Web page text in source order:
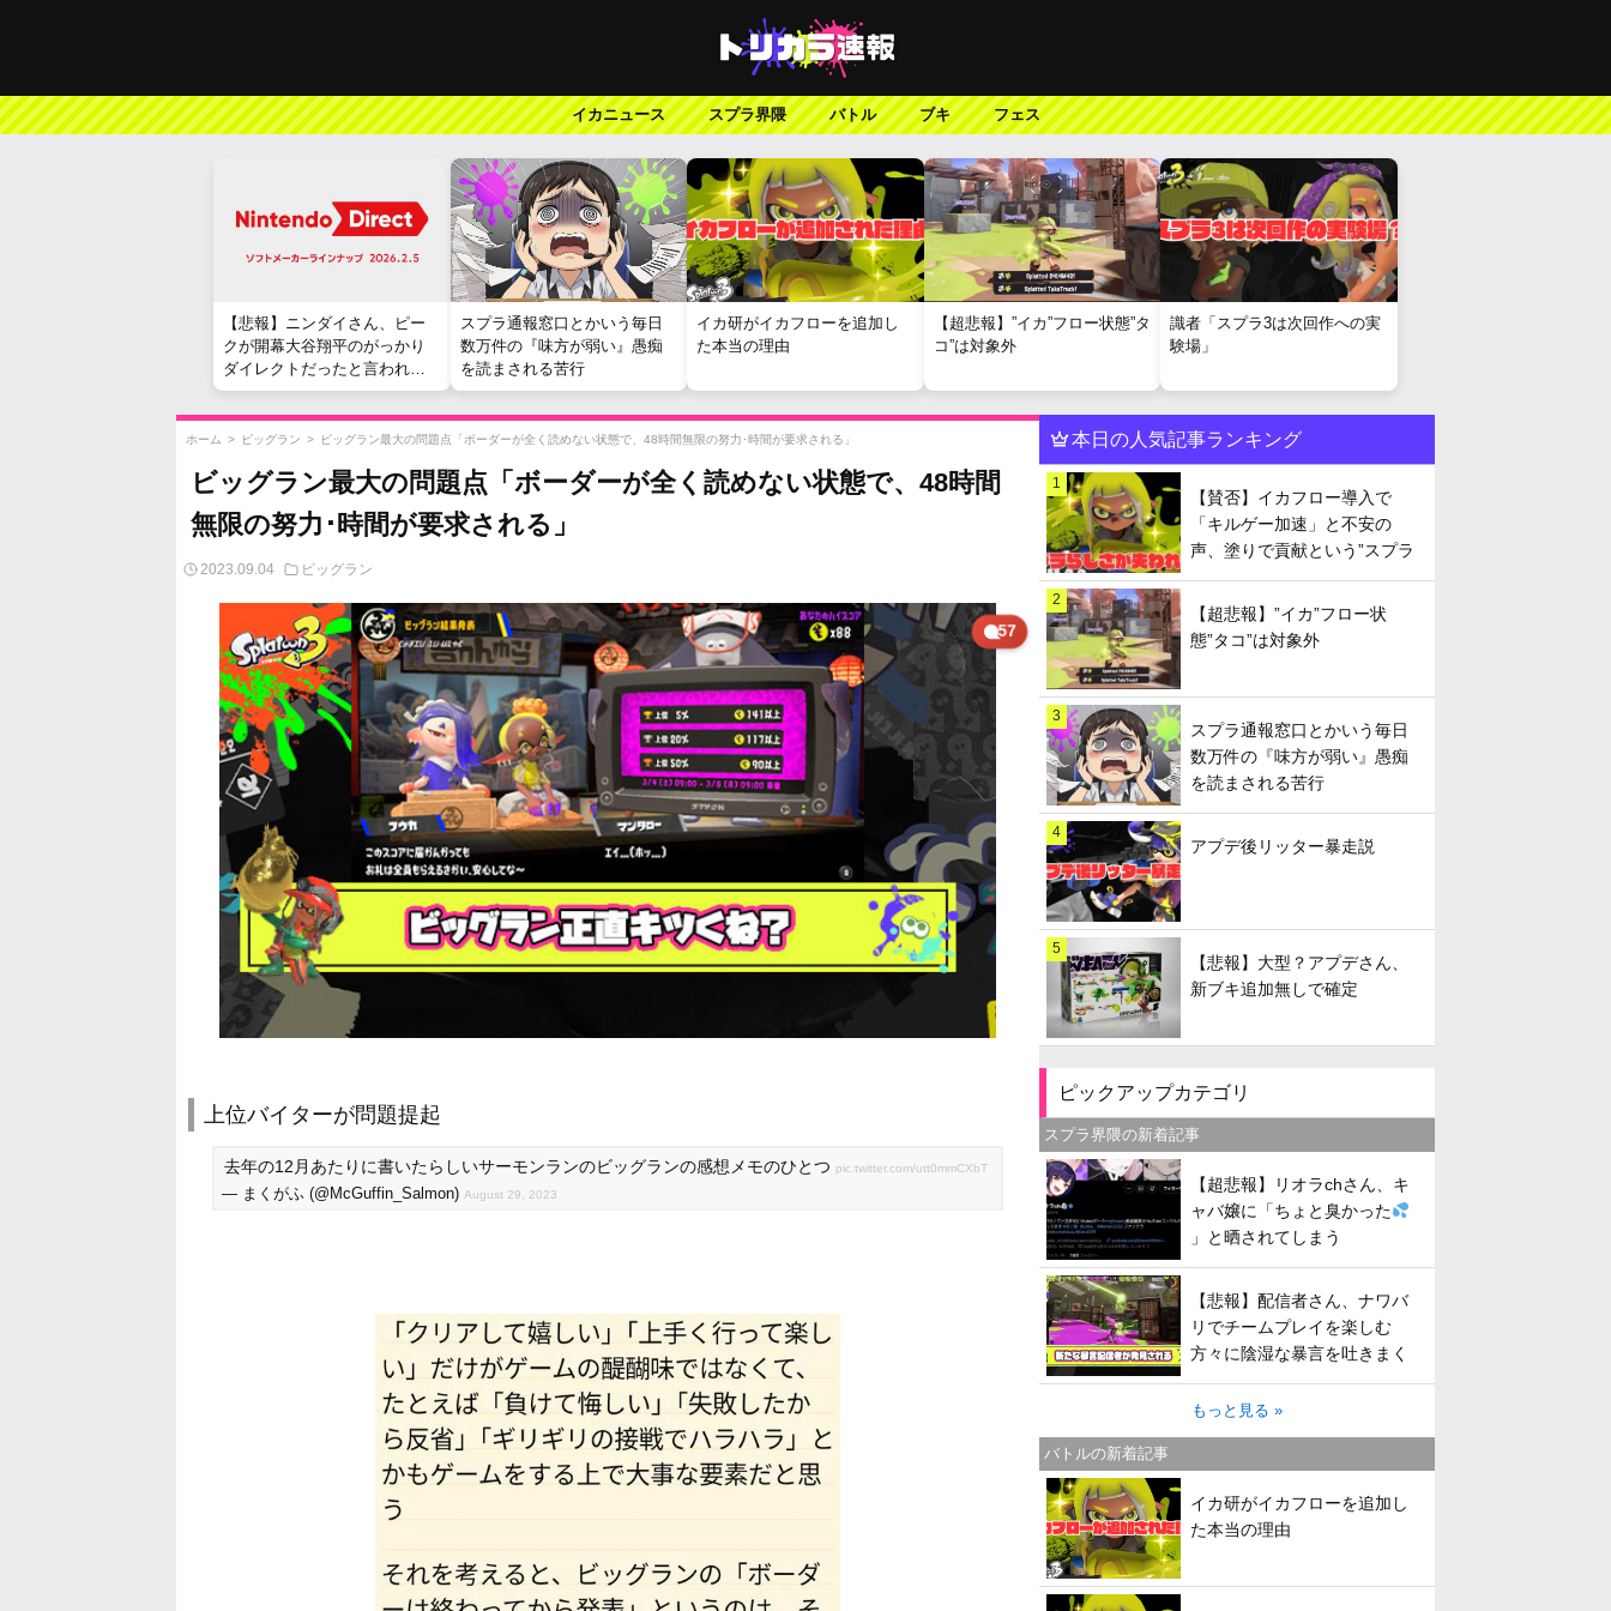
イカニュース スプラ界隈 バトル ブキ フェス
【悲報】ニンダイさん、ピー
クが開幕大谷翔平のがっかり
ダイレクトだったと言われて
しまう
スプラ通報窓口とかいう毎日
数万件の『味方が弱い』愚痴
を読まされる苦行
イカ研がイカフローを追加し
た本当の理由
【超悲報】”イカ”フロー状態”タ
コ”は対象外
識者「スプラ3は次回作への実
験場」
ホーム > ビッグラン > ビッグラン最大の問題点「ボーダーが全く読めない状態で、48時間無限の努力･時間が要求される」
ビッグラン最大の問題点「ボーダーが全く読めない状態で、48時間
無限の努力･時間が要求される」
2023.09.04 ビッグラン
57
上位バイターが問題提起
去年の12月あたりに書いたらしいサーモンランのビッグランの感想メモのひとつ pic.twitter.com/utt0mmCXbT
— まくがふ (@McGuffin_Salmon) August 29, 2023
本日の人気記事ランキング
1
【賛否】イカフロー導入で
「キルゲー加速」と不安の
声、塗りで貢献という”スプラ
らしさ”は失われてしまうのか
2
【超悲報】”イカ”フロー状
態”タコ”は対象外
3
スプラ通報窓口とかいう毎日
数万件の『味方が弱い』愚痴
を読まされる苦行
4
アプデ後リッター暴走説
5
【悲報】大型？アプデさん、
新ブキ追加無しで確定
ピックアップカテゴリ
スプラ界隈の新着記事
【超悲報】リオラchさん、キ
ャバ嬢に「ちょと臭かった
」と晒されてしまう
【悲報】配信者さん、ナワバ
リでチームプレイを楽しむ
方々に陰湿な暴言を吐きまく
ってしまう
もっと見る »
バトルの新着記事
イカ研がイカフローを追加し
た本当の理由